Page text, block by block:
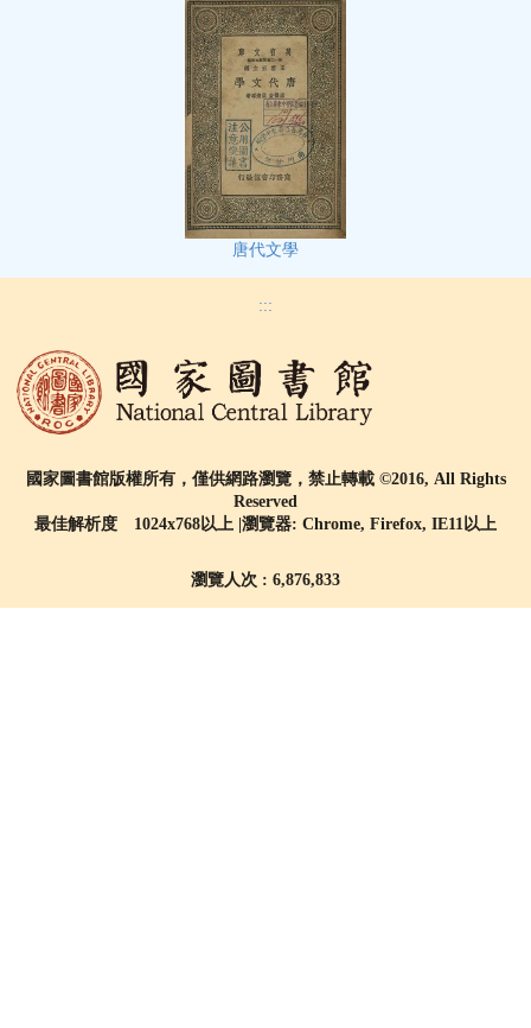
唐代文學
:::
國家圖書館版權所有，僅供網路瀏覽，禁止轉載 ©2016, All Rights
Reserved
最佳解析度 1024x768以上 |瀏覽器: Chrome, Firefox, IE11以上
瀏覽人次 : 6,876,833